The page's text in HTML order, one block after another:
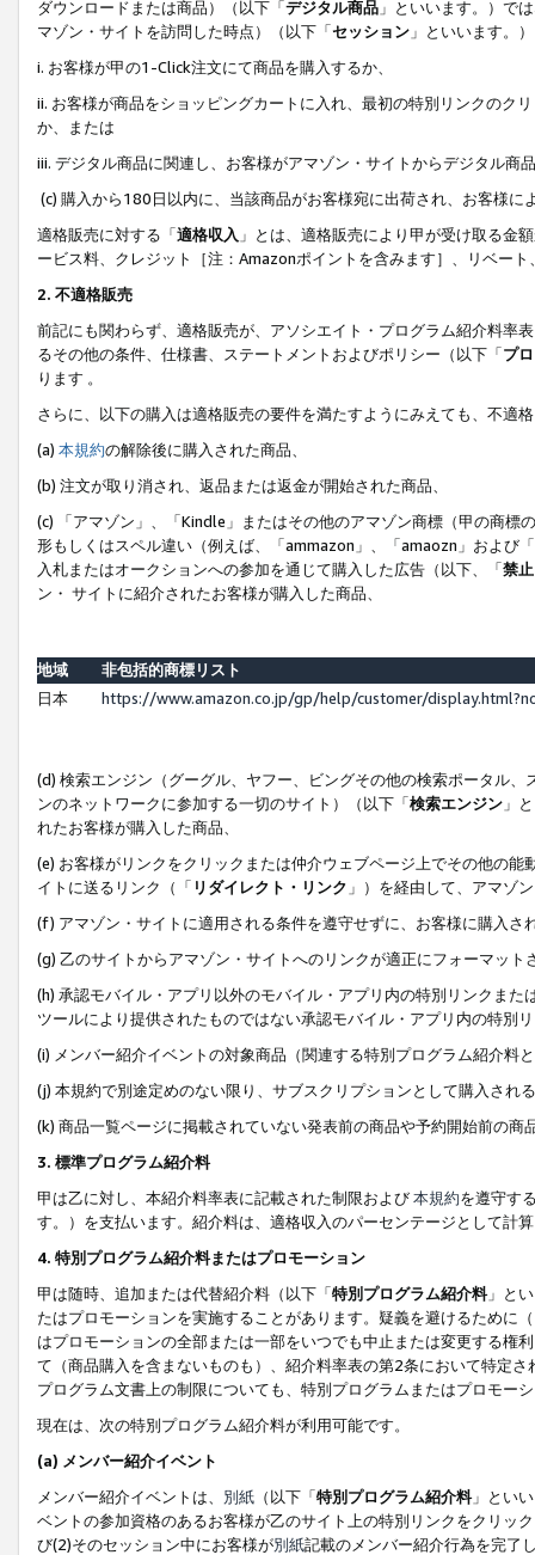
ダウンロードまたは商品）（以下「デジタル商品 」といいます。）で
マゾン・サイトを訪問した時点）（以下「セッション 」といいます。
i. お客様が甲の1-Click注文にて商品を購入するか、
ii. お客様が商品をショッピングカートに入れ、最初の特別リンクのク
か、または
iii. デジタル商品に関連し、お客様がアマゾン・サイトからデジタル
(c) 購入から180日以内に、当該商品がお客様宛に出荷され、お客様
適格販売に対する「適格収入 」とは、適格販売により甲が受け取る金
ービス料、クレジット［注：Amazonポイントを含みます］、リベー
2. 不適格販売
前記にも関わらず、適格販売が、アソシエイト・プログラム紹介料率
るその他の条件、仕様書、ステートメントおよびポリシー（以下「プ
ります 。
さらに、以下の購入は適格販売の要件を満たすようにみえても、不適
(a) 本規約の解除後に購入された商品、
(b) 注文が取り消され、返品または返金が開始された商品、
(c) 「アマゾン」、「Kindle」またはその他のアマゾン商標（甲の商
形もしくはスペル違い（例えば、「ammazon」、「amaozn」および
入札またはオークションへの参加を通じて購入した広告（以下、「禁
ン・ サイトに紹介されたお客様が購入した商品、
地域
非包括的商標リスト
日本
https://www.amazon.co.jp/gp/help/customer/
(d) 検索エンジン（グーグル、ヤフー、ビングその他の検索ポータル
ンのネットワークに参加する一切のサイト）（以下「検索エンジン 」
れたお客様が購入した商品、
(e) お客様がリンクをクリックまたは仲介ウェブページ上でその他の
イトに送るリンク（「 リダイレクト・リンク 」）を経由して、アマゾ
(f) アマゾン・サイトに適用される条件を遵守せずに、お客様に購入さ
(g) 乙のサイトからアマゾン・サイトへのリンクが適正にフォーマッ
(h) 承認モバイル・アプリ以外のモバイル・アプリ内の特別リンクま
ツールにより提供されたものではない承認モバイル・アプリ内の特別
(i) メンバー紹介イベントの対象商品（関連する特別プログラム紹介料
(j) 本規約で別途定めのない限り、サブスクリプションとして購入され
(k) 商品一覧ページに掲載されていない発表前の商品や予約開始前の商
3. 標準プログラム紹介料
甲は乙に対し、本紹介料率表に記載された制限および本規約を遵守す
す。）を支払います。紹介料は、適格収入のパーセンテージとして計
4. 特別プログラム紹介料またはプロモーション
甲は随時、追加または代替紹介料（以下「特別プログラム紹介料」と
たはプロモーションを実施することがあります。疑義を避けるために
はプロモーションの全部または一部をいつでも中止または変更する権
て（商品購入を含まないものも）、紹介料率表の第2条において特定
プログラム文書上の制限についても、特別プログラムまたはプロモー
現在は、次の特別プログラム紹介料が利用可能です。
(a) メンバー紹介イベント
メンバー紹介イベントは、 別紙 （以下「特別プログラム紹介料」とい
ベントの参加資格のあるお客様が乙のサイト上の特別リンクをクリッ
び(2)そのセッション中にお客様が別紙記載のメンバー紹介行為を完了